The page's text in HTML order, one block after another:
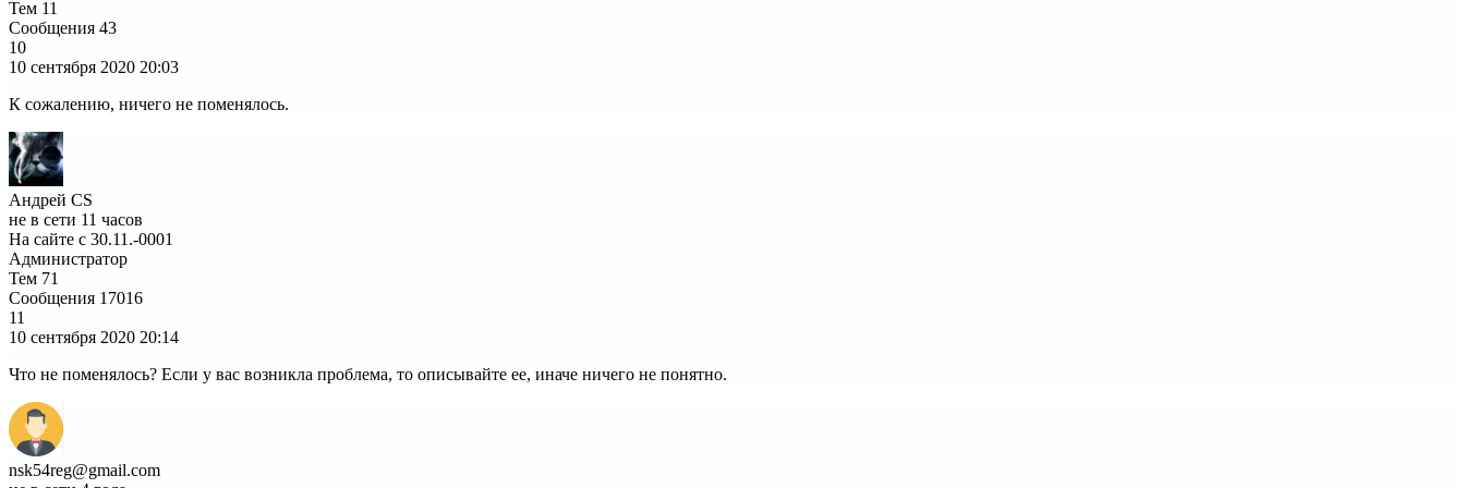
Тем 11
Сообщения 43
10
10 сентября 2020 20:03
К сожалению, ничего не поменялось.
Андрей CS
не в сети 11 часов
На сайте с 30.11.-0001
Администратор
Тем 71
Сообщения 17016
11
10 сентября 2020 20:14
Что не поменялось? Если у вас возникла проблема, то описывайте ее, иначе ничего не понятно.
nsk54reg@gmail.com